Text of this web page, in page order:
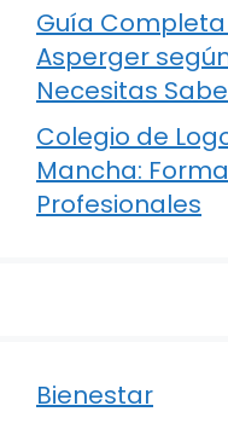
Guía
Asperger
Necesitas
Colegio de
Mancha:
Profesionales
Bienestar